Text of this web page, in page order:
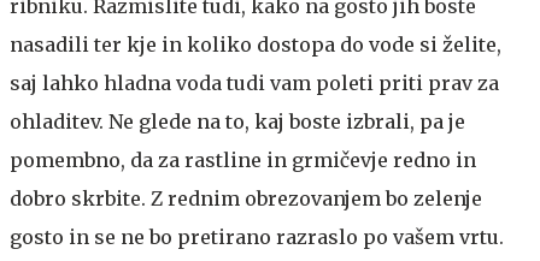
ribniku. Razmislite tudi, kako na gosto jih boste
nasadili ter kje in koliko dostopa do vode si želite,
saj lahko hladna voda tudi vam poleti priti prav za
ohladitev. Ne glede na to, kaj boste izbrali, pa je
pomembno, da za rastline in grmičevje redno in
dobro skrbite. Z rednim obrezovanjem bo zelenje
gosto in se ne bo pretirano razraslo po vašem vrtu.